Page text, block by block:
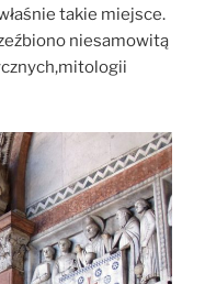
takie miejsce.
niesamowitą